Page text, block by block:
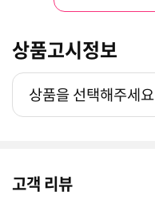
상품고시정보
상품을 선택해주세요
고객 리뷰